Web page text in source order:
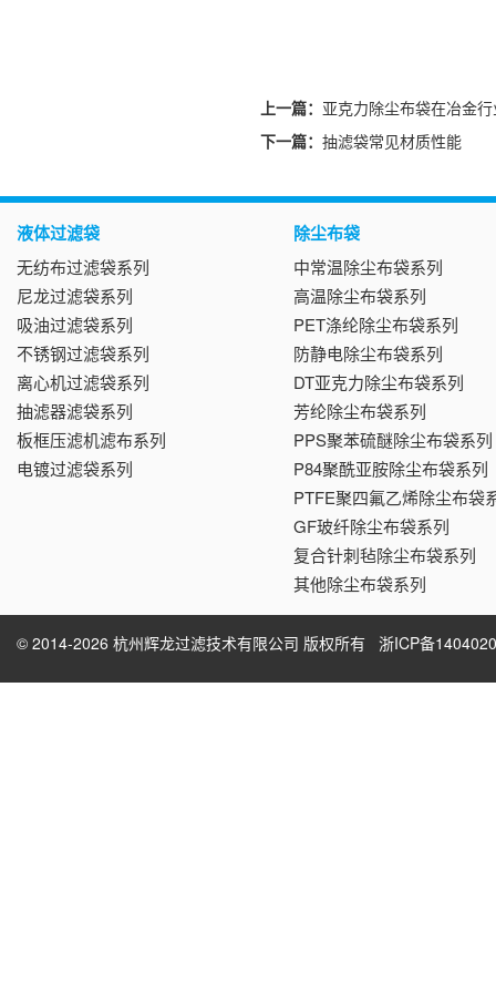
上一篇： 亚克力除尘布袋在冶金
下一篇： 抽滤袋常见材质性能
液体过滤袋
无纺布过滤袋系列
尼龙过滤袋系列
吸油过滤袋系列
不锈钢过滤袋系列
离心机过滤袋系列
抽滤器滤袋系列
板框压滤机滤布系列
电镀过滤袋系列
除尘布袋
中常温除尘布袋系列
高温除尘布袋系列
PET涤纶除尘布袋系列
防静电除尘布袋系列
DT亚克力除尘布袋系列
芳纶除尘布袋系列
PPS聚苯硫醚除尘布袋系列
P84聚酰亚胺除尘布袋系列
PTFE聚四氟乙烯除尘布袋
GF玻纤除尘布袋系列
复合针刺毡除尘布袋系列
其他除尘布袋系列
© 2014-2026 杭州辉龙过滤技术有限公司 版权所有 浙ICP备